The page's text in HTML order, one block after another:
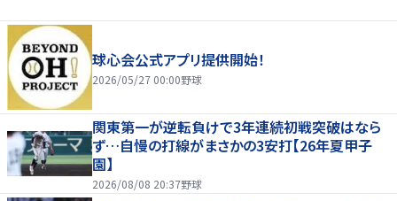
球心会公式アプリ提供開始！
2026/05/27 00:00野球
関東第一が逆転負けで3年連続初戦突破はなら
ず…自慢の打線がまさかの3安打【26年夏甲子
園】
2026/08/08 20:37野球